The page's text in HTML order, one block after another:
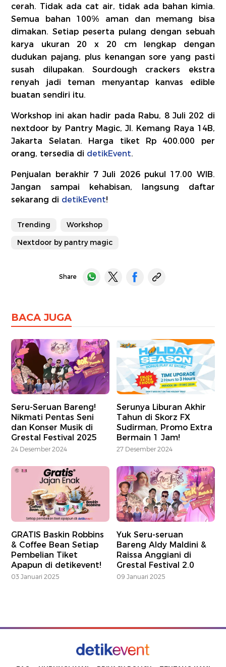
cerah. Tidak ada cat air, tidak ada bahan kimia.
Semua bahan 100% aman dan memang bisa
dimakan. Setiap peserta pulang dengan sebuah
karya ukuran 20 x 20 cm lengkap dengan
dudukan pajang, plus kenangan sore yang pasti
susah dilupakan. Sourdough crackers ekstra
renyah jadi teman menyantap kanvas edible
buatan sendiri itu.
Workshop ini akan hadir pada Rabu, 8 Juli 202 di
nextdoor by Pantry Magic, Jl. Kemang Raya 14B,
Jakarta Selatan. Harga tiket Rp 400.000 per
orang, tersedia di detikEvent.
Penjualan berakhir 7 Juli 2026 pukul 17.00 WIB.
Jangan sampai kehabisan, langsung daftar
sekarang di detikEvent!
Trending
Workshop
Nextdoor by pantry magic
Share
BACA JUGA
Seru-Seruan Bareng!
Nikmati Pentas Seni
dan Konser Musik di
Grestal Festival 2025
24 Desember 2024
Serunya Liburan Akhir
Tahun di Skorz FX
Sudirman, Promo Extra
Bermain 1 Jam!
27 Desember 2024
GRATIS Baskin Robbins
& Coffee Bean Setiap
Pembelian Tiket
Apapun di detikevent!
03 Januari 2025
Yuk Seru-seruan
Bareng Aldy Maldini &
Raissa Anggiani di
Grestal Festival 2.0
09 Januari 2025